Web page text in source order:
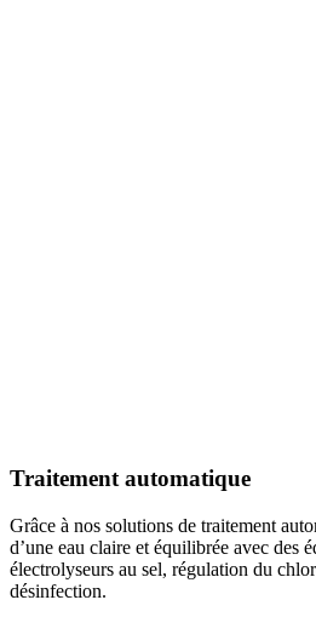
Traitement automatique
Grâce à nos solutions de traitement
d’une eau claire et équilibrée avec des
électrolyseurs au sel, régulation du
désinfection.